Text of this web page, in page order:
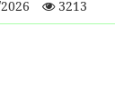
3213